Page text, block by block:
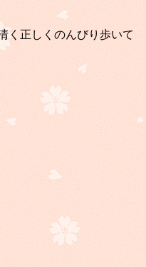
く正しくのんびり歩いて